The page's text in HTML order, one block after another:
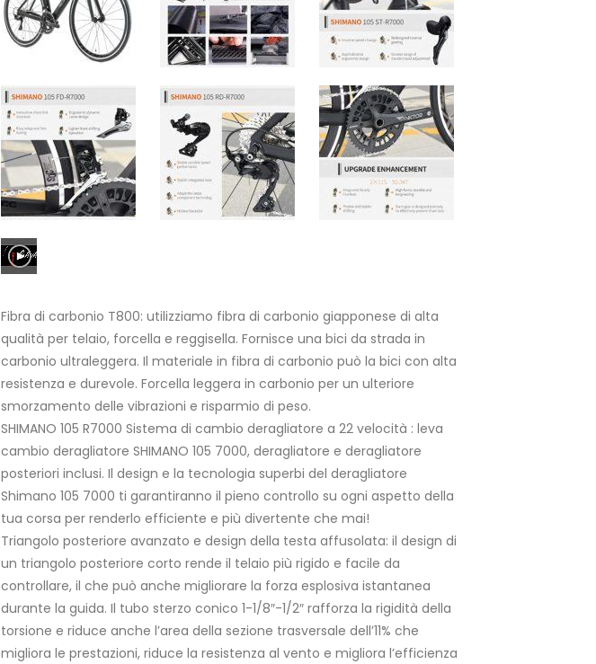
Fibra di carbonio T800: utilizziamo fibra di carbonio giapponese di alta
qualità per telaio, forcella e reggisella. Fornisce una bici da strada in
carbonio ultraleggera. Il materiale in fibra di carbonio può la bici con alta
resistenza e durevole. Forcella leggera in carbonio per un ulteriore
smorzamento delle vibrazioni e risparmio di peso.
SHIMANO 105 R7000 Sistema di cambio deragliatore a 22 velocità : leva
cambio deragliatore SHIMANO 105 7000, deragliatore e deragliatore
posteriori inclusi. Il design e la tecnologia superbi del deragliatore
Shimano 105 7000 ti garantiranno il pieno controllo su ogni aspetto della
tua corsa per renderlo efficiente e più divertente che mai!
Triangolo posteriore avanzato e design della testa affusolata: il design di
un triangolo posteriore corto rende il telaio più rigido e facile da
controllare, il che può anche migliorare la forza esplosiva istantanea
durante la guida. Il tubo sterzo conico 1-1/8″-1/2″ rafforza la rigidità della
torsione e riduce anche l’area della sezione trasversale dell’11% che
migliora le prestazioni, riduce la resistenza al vento e migliora l’efficienza